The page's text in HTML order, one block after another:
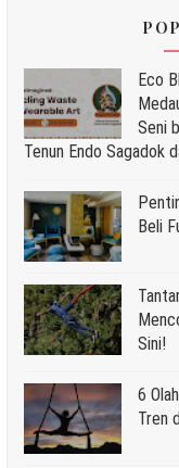
Eco
Seni
Tenun Endo Sagadok
Beli
Sini!
6
Tren